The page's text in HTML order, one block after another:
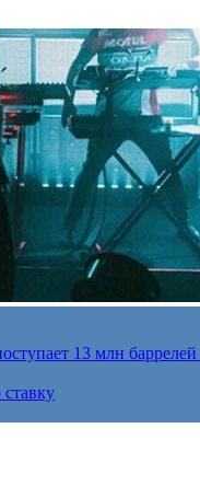
13 млн